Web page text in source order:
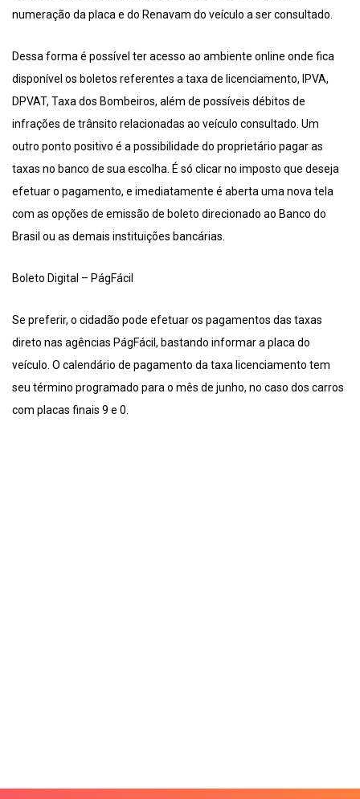
numeração da placa e do Renavam do veículo a ser consultado.
Dessa forma é possível ter acesso ao ambiente online onde fica
disponível os boletos referentes a taxa de licenciamento, IPVA,
DPVAT, Taxa dos Bombeiros, além de possíveis débitos de
infrações de trânsito relacionadas ao veículo consultado. Um
outro ponto positivo é a possibilidade do proprietário pagar as
taxas no banco de sua escolha. É só clicar no imposto que deseja
efetuar o pagamento, e imediatamente é aberta uma nova tela
com as opções de emissão de boleto direcionado ao Banco do
Brasil ou as demais instituições bancárias.
Boleto Digital – PágFácil
Se preferir, o cidadão pode efetuar os pagamentos das taxas
direto nas agências PágFácil, bastando informar a placa do
veículo. O calendário de pagamento da taxa licenciamento tem
seu término programado para o mês de junho, no caso dos carros
com placas finais 9 e 0.